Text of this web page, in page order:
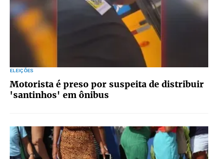
ELEIÇÕES
Motorista é preso por suspeita de distribuir
'santinhos' em ônibus